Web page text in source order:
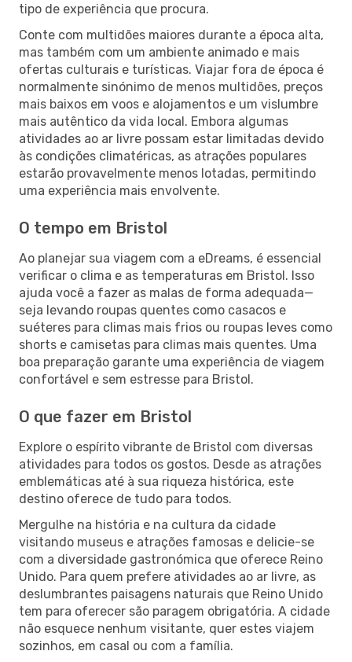
tipo de experiência que procura.
Conte com multidões maiores durante a época alta,
mas também com um ambiente animado e mais
ofertas culturais e turísticas. Viajar fora de época é
normalmente sinónimo de menos multidões, preços
mais baixos em voos e alojamentos e um vislumbre
mais autêntico da vida local. Embora algumas
atividades ao ar livre possam estar limitadas devido
às condições climatéricas, as atrações populares
estarão provavelmente menos lotadas, permitindo
uma experiência mais envolvente.
O tempo em Bristol
Ao planejar sua viagem com a eDreams, é essencial
verificar o clima e as temperaturas em Bristol. Isso
ajuda você a fazer as malas de forma adequada—
seja levando roupas quentes como casacos e
suéteres para climas mais frios ou roupas leves como
shorts e camisetas para climas mais quentes. Uma
boa preparação garante uma experiência de viagem
confortável e sem estresse para Bristol.
O que fazer em Bristol
Explore o espírito vibrante de Bristol com diversas
atividades para todos os gostos. Desde as atrações
emblemáticas até à sua riqueza histórica, este
destino oferece de tudo para todos.
Mergulhe na história e na cultura da cidade
visitando museus e atrações famosas e delicie-se
com a diversidade gastronómica que oferece Reino
Unido. Para quem prefere atividades ao ar livre, as
deslumbrantes paisagens naturais que Reino Unido
tem para oferecer são paragem obrigatória. A cidade
não esquece nenhum visitante, quer estes viajem
sozinhos, em casal ou com a família.